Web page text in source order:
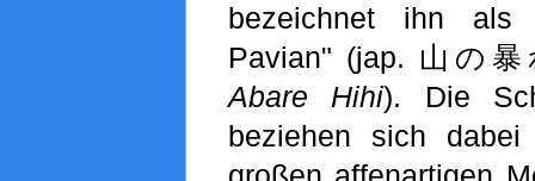
bezeichnet ihn als
Pavian" (jap. 山の
Abare Hihi). Die
beziehen sich